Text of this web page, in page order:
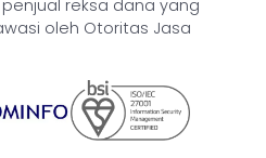
reksa dana yang
oleh Otoritas Jasa